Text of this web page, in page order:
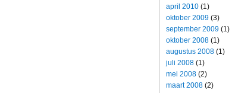
april 2010 (1)
oktober 2009 (3)
september 2009 (1)
oktober 2008 (1)
augustus 2008 (1)
juli 2008 (1)
mei 2008 (2)
maart 2008 (2)